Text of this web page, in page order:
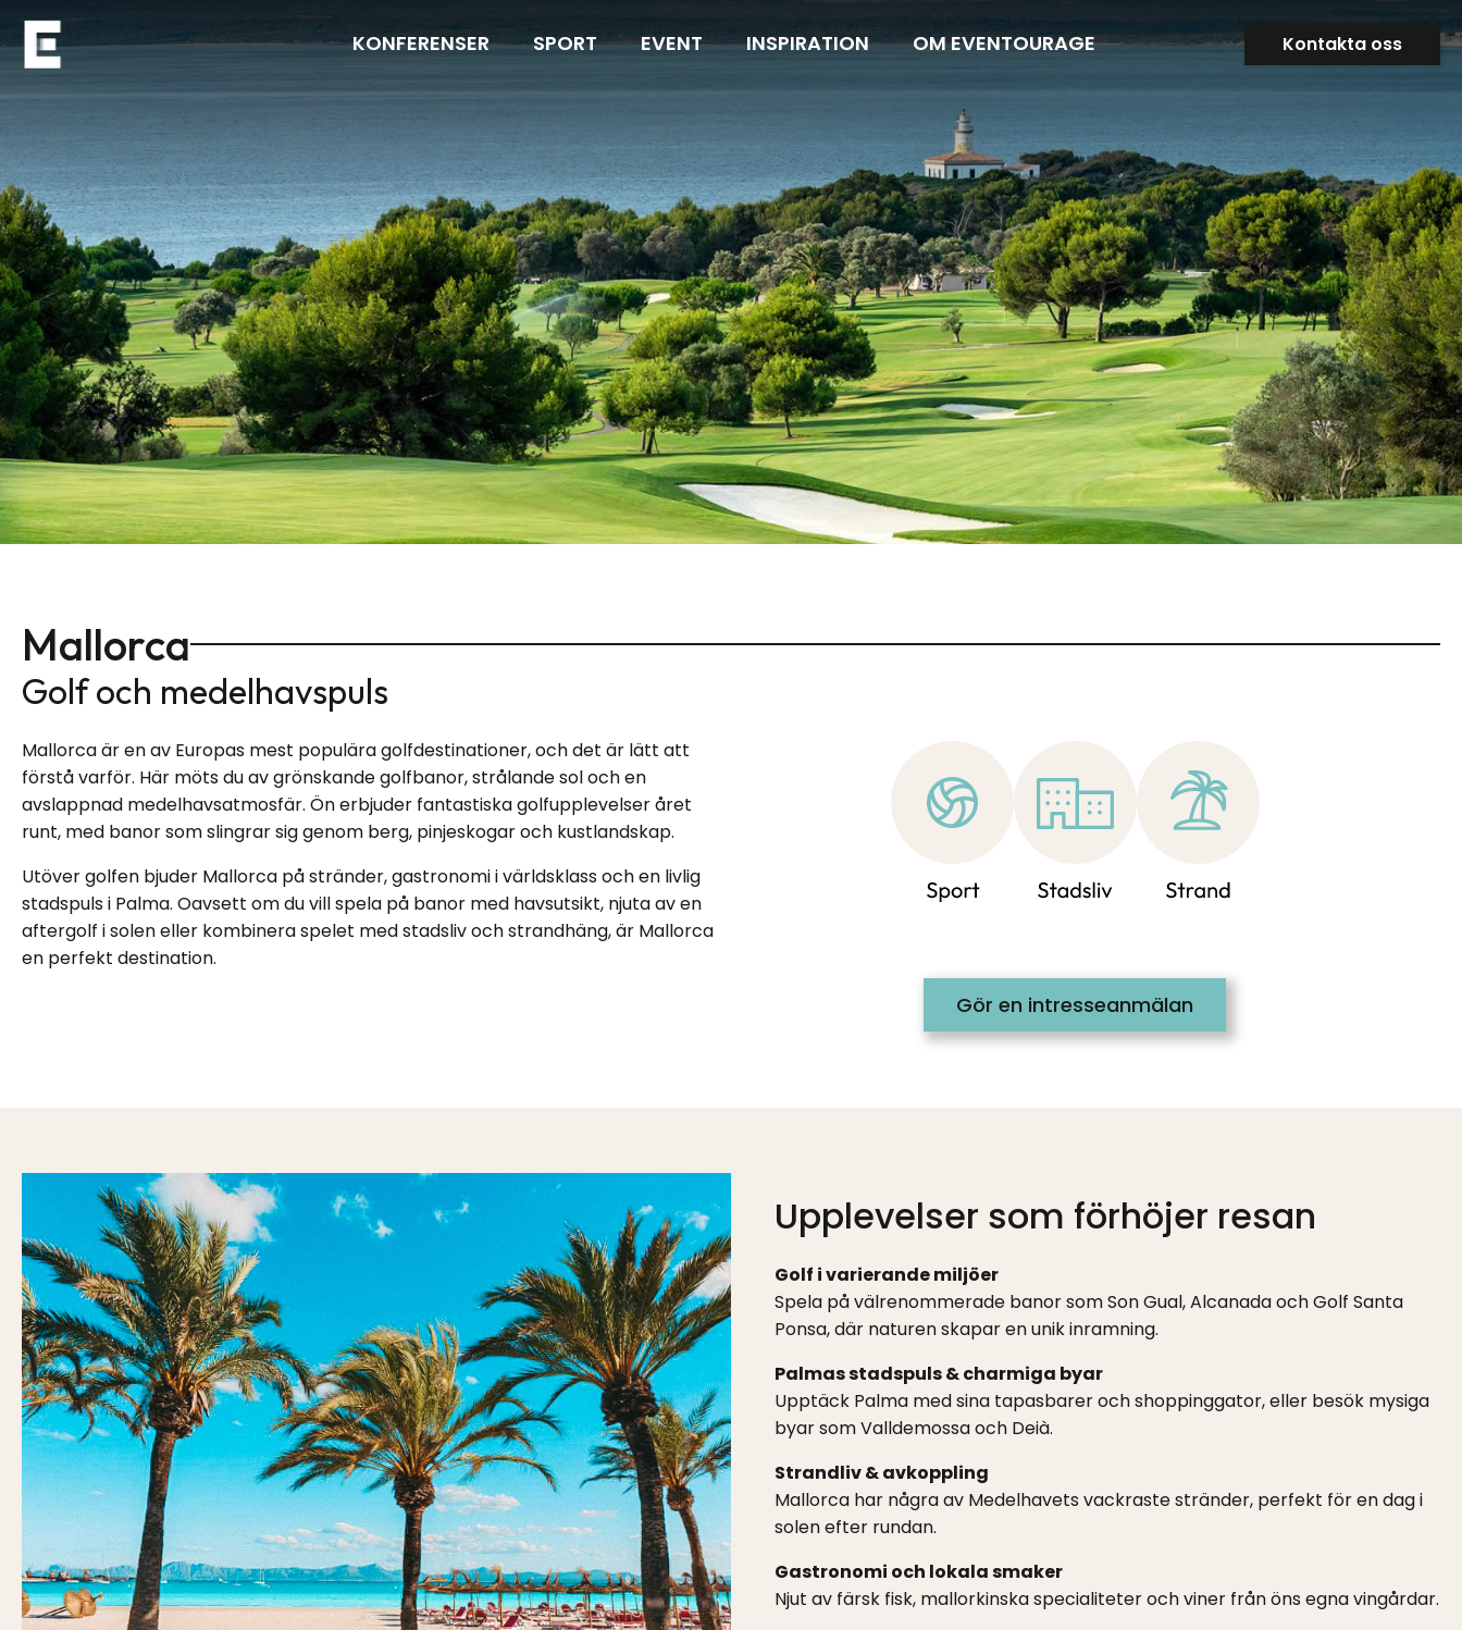
Navigera till startsidan KONFERENSER SPORT EVENT INSPIRATION OM EVENTOURAGE Kontakta oss
Mallorca
Golf och medelhavspuls
Mallorca är en av Europas mest populära golfdestinationer, och det är lätt att
förstå varför. Här möts du av grönskande golfbanor, strålande sol och en
avslappnad medelhavsatmosfär. Ön erbjuder fantastiska golfupplevelser året
runt, med banor som slingrar sig genom berg, pinjeskogar och kustlandskap.
Utöver golfen bjuder Mallorca på stränder, gastronomi i världsklass och en livlig
stadspuls i Palma. Oavsett om du vill spela på banor med havsutsikt, njuta av en
aftergolf i solen eller kombinera spelet med stadsliv och strandhäng, är Mallorca
en perfekt destination.
Gör en intresseanmälan
Upplevelser som förhöjer resan
Golf i varierande miljöer
Spela på välrenommerade banor som Son Gual, Alcanada och Golf Santa
Ponsa, där naturen skapar en unik inramning.
Palmas stadspuls & charmiga byar
Upptäck Palma med sina tapasbarer och shoppinggator, eller besök mysiga
byar som Valldemossa och Deià.
Strandliv & avkoppling
Mallorca har några av Medelhavets vackraste stränder, perfekt för en dag i
solen efter rundan.
Gastronomi och lokala smaker
Njut av färsk fisk, mallorkinska specialiteter och viner från öns egna vingårdar.